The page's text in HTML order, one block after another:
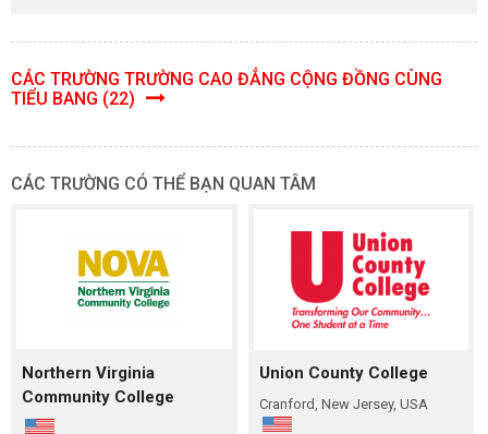
CÁC TRƯỜNG TRƯỜNG CAO ĐẲNG CỘNG ĐỒNG CÙNG
TIỂU BANG (22)
CÁC TRƯỜNG CÓ THỂ BẠN QUAN TÂM
Northern Virginia
Community College
Union County College
Cranford, New Jersey, USA